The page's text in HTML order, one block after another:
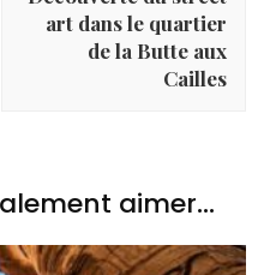
art dans le quartier
de la Butte aux
Cailles
aimer...